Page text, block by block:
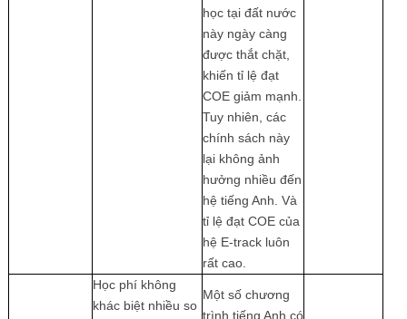
học tại đất nước
này ngày càng
được thắt chặt,
khiến tỉ lệ đạt
COE giảm mạnh.
Tuy nhiên, các
chính sách này
lại không ảnh
hưởng nhiều đến
hệ tiếng Anh. Và
tỉ lệ đạt COE của
hệ E-track luôn
rất cao.
Học phí không
khác biệt nhiều so
Một số chương
trình tiếng Anh có